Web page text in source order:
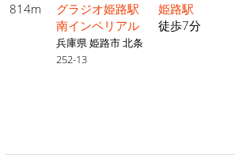
814m
グラジオ姫路駅
南インペリアル
兵庫県 姫路市 北条
252-13
姫路駅
徒歩7分